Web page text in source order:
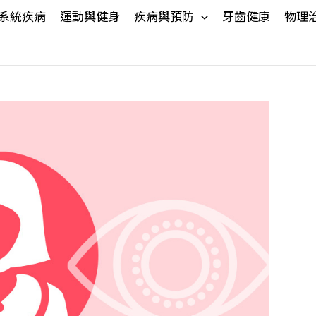
統疾病 運動與健身 疾病與預防 牙齒健康 物理